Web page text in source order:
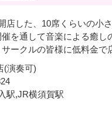
店した、10席くらいの小
を通して音楽による癒
ークルの皆様に低料金で
(演奏可)
駅,JR横須賀駅